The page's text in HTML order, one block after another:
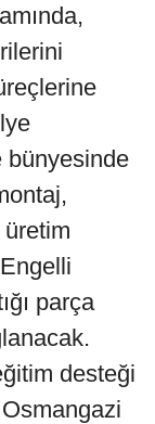
bünyesinde
üretim
parça
desteği